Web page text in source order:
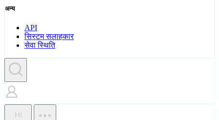
अन्य
API
सिस्टम सलाहकार
सेवा स्थिति
HI